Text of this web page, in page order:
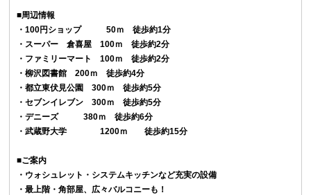
■周辺情報
・100円ショップ 50ｍ 徒歩約1分
・スーパー 倉喜屋 100ｍ 徒歩約2分
・ファミリーマート 100ｍ 徒歩約2分
・柳沢図書館 200ｍ 徒歩約4分
・都立東伏見公園 300ｍ 徒歩約5分
・セブンイレブン 300ｍ 徒歩約5分
・デニーズ 380ｍ 徒歩約6分
・武蔵野大学 1200ｍ 徒歩約15分
■ご案内
・ウォシュレット・システムキッチンなど充実の設備
・最上階・角部屋、広々バルコニーも！